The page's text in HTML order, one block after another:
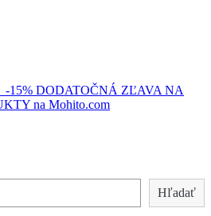
DODATOČNÁ ZĽAVA NA
na Mohito.com
Hľadať